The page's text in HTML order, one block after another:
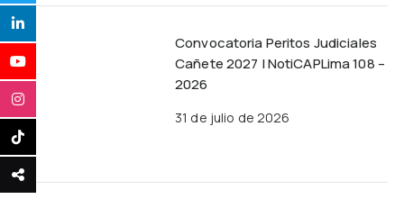
Convocatoria Peritos Judiciales
Cañete 2027 | NotiCAPLima 108 –
2026
31 de julio de 2026